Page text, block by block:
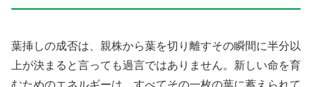
葉挿しの成否は、親株から葉を切り離すその瞬間に半分以
上が決まると言っても過言ではありません。新しい命を育
むためのエネルギーは、すべてその一枚の葉に蓄えられて